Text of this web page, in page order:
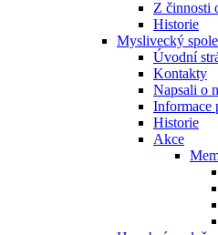
Z činnosti
Historie
Myslivecký
Úvodní
Kontakty
Napsali o
Informace
Historie
Akce